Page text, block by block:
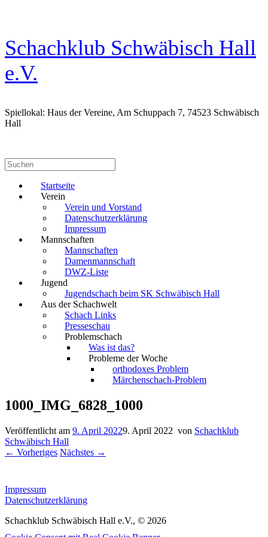
Schachklub Schwäbisch Hall
e.V.
Spiellokal: Haus der Vereine, Am Schuppach 7, 74523 Schwäbisch
Hall
Suchen
nach:
Startseite
Verein
Verein und Vorstand
Datenschutzerklärung
Impressum
Mannschaften
Mannschaften
Damenmannschaft
DWZ-Liste
Jugend
Jugendschach beim SK Schwäbisch Hall
Aus der Schachwelt
Schach Links
Presseschau
Problemschach
Was ist das?
Probleme der Woche
orthodoxes Problem
Märchenschach-Problem
1000_IMG_6828_1000
Veröffentlicht am 9. April 20229. April 2022 von Schachklub
Schwäbisch Hall
← Vorheriges Nächstes →
Impressum
Datenschutzerklärung
Schachklub Schwäbisch Hall e.V., © 2026